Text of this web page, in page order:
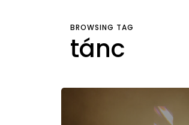
BROWSING TAG
tánc